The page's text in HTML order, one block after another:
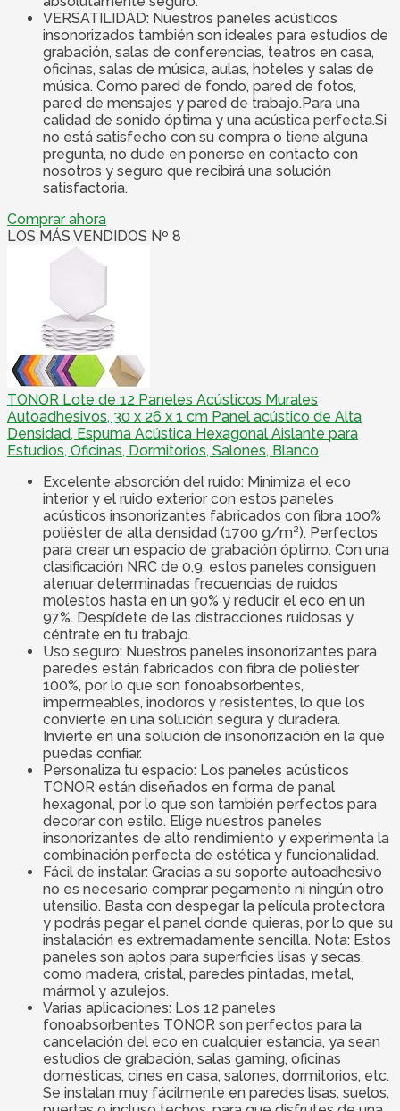
VERSATILIDAD: Nuestros paneles acústicos
insonorizados también son ideales para estudios de
grabación, salas de conferencias, teatros en casa,
oficinas, salas de música, aulas, hoteles y salas de
música. Como pared de fondo, pared de fotos,
pared de mensajes y pared de trabajo.Para una
calidad de sonido óptima y una acústica perfecta.Si
no está satisfecho con su compra o tiene alguna
pregunta, no dude en ponerse en contacto con
nosotros y seguro que recibirá una solución
satisfactoria.
Comprar ahora
LOS MÁS VENDIDOS Nº 8
TONOR Lote de 12 Paneles Acústicos Murales
Autoadhesivos, 30 x 26 x 1 cm Panel acústico de Alta
Densidad, Espuma Acústica Hexagonal Aislante para
Estudios, Oficinas, Dormitorios, Salones, Blanco
Excelente absorción del ruido: Minimiza el eco
interior y el ruido exterior con estos paneles
acústicos insonorizantes fabricados con fibra 100%
poliéster de alta densidad (1700 g/m²). Perfectos
para crear un espacio de grabación óptimo. Con una
clasificación NRC de 0,9, estos paneles consiguen
atenuar determinadas frecuencias de ruidos
molestos hasta en un 90% y reducir el eco en un
97%. Despídete de las distracciones ruidosas y
céntrate en tu trabajo.
Uso seguro: Nuestros paneles insonorizantes para
paredes están fabricados con fibra de poliéster
100%, por lo que son fonoabsorbentes,
impermeables, inodoros y resistentes, lo que los
convierte en una solución segura y duradera.
Invierte en una solución de insonorización en la que
puedas confiar.
Personaliza tu espacio: Los paneles acústicos
TONOR están diseñados en forma de panal
hexagonal, por lo que son también perfectos para
decorar con estilo. Elige nuestros paneles
insonorizantes de alto rendimiento y experimenta la
combinación perfecta de estética y funcionalidad.
Fácil de instalar: Gracias a su soporte autoadhesivo
no es necesario comprar pegamento ni ningún otro
utensilio. Basta con despegar la película protectora
y podrás pegar el panel donde quieras, por lo que su
instalación es extremadamente sencilla. Nota: Estos
paneles son aptos para superficies lisas y secas,
como madera, cristal, paredes pintadas, metal,
mármol y azulejos.
Varias aplicaciones: Los 12 paneles
fonoabsorbentes TONOR son perfectos para la
cancelación del eco en cualquier estancia, ya sean
estudios de grabación, salas gaming, oficinas
domésticas, cines en casa, salones, dormitorios, etc.
Se instalan muy fácilmente en paredes lisas, suelos,